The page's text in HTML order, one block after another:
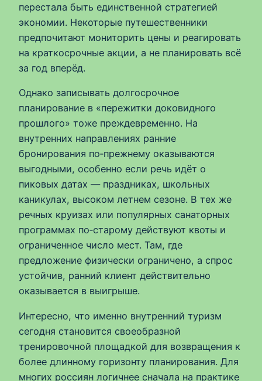
перестала быть единственной стратегией
экономии. Некоторые путешественники
предпочитают мониторить цены и реагировать
на краткосрочные акции, а не планировать всё
за год вперёд.
Однако записывать долгосрочное
планирование в «пережитки доковидного
прошлого» тоже преждевременно. На
внутренних направлениях ранние
бронирования по‑прежнему оказываются
выгодными, особенно если речь идёт о
пиковых датах — праздниках, школьных
каникулах, высоком летнем сезоне. В тех же
речных круизах или популярных санаторных
программах по‑старому действуют квоты и
ограниченное число мест. Там, где
предложение физически ограничено, а спрос
устойчив, ранний клиент действительно
оказывается в выигрыше.
Интересно, что именно внутренний туризм
сегодня становится своеобразной
тренировочной площадкой для возвращения к
более длинному горизонту планирования. Для
многих россиян логичнее сначала на практике